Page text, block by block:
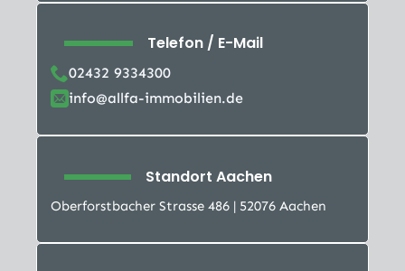
Telefon / E-Mail
02432 9334300
info@allfa-immobilien.de
Standort Aachen
Oberforstbacher Strasse 486 | 52076 Aachen